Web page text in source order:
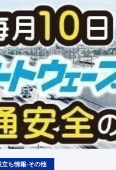
立ち情報-その他